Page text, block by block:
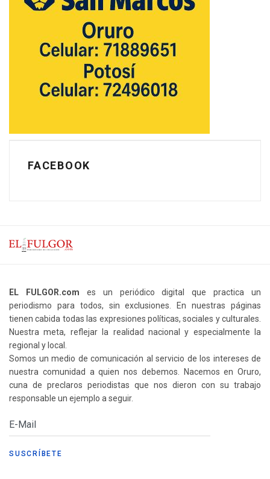
FACEBOOK
EL FULGOR.com es un periódico digital que practica un
periodismo para todos, sin exclusiones. En nuestras páginas
tienen cabida todas las expresiones políticas, sociales y culturales.
Nuestra meta, reflejar la realidad nacional y especialmente la
regional y local.
Somos un medio de comunicación al servicio de los intereses de
nuestra comunidad a quien nos debemos. Nacemos en Oruro,
cuna de preclaros periodistas que nos dieron con su trabajo
responsable un ejemplo a seguir.